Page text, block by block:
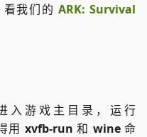
看我们的ARK: Survival
入游戏主目录，运行
用 xvfb-run 和 wine命